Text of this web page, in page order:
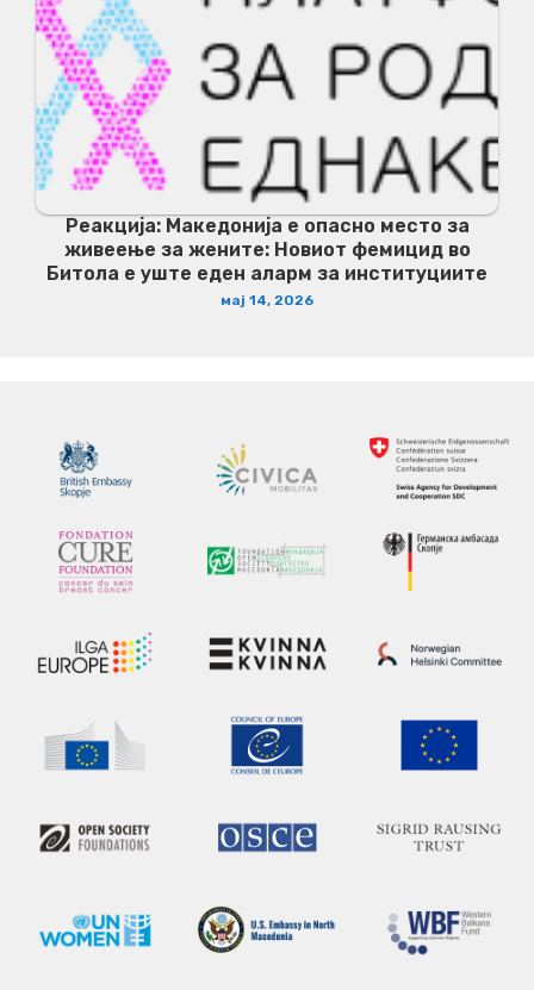
Реакција: Македонија е опасно место за
живеење за жените: Новиот фемицид во
Битола е уште еден аларм за институциите
мај 14, 2026